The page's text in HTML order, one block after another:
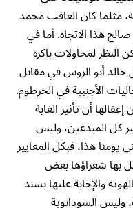
مثلما كان العاقب محمد
هذا الاتجاه. أما في
النظر لمحاولات باكرة
أبو الروس في مقابل
الأجنبية في الخرطوم.
أن تأثير الغابة
كل المبدعين، وليس
يومنا هذا، فبكل المعايير
بها شعراؤها بعض
والإجابة عليها بسند
وليس السودانوية